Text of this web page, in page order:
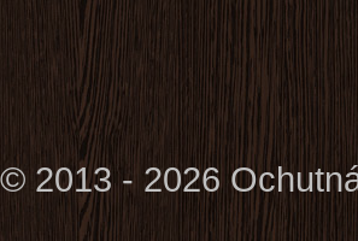
2013 - 2026